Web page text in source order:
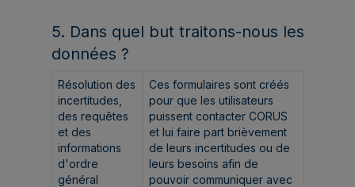
5. Dans quel but traitons-nous les
données ?
Résolution des
incertitudes,
des requêtes
et des
informations
d'ordre
général
Ces formulaires sont créés
pour que les utilisateurs
puissent contacter CORUS
et lui faire part brièvement
de leurs incertitudes ou de
leurs besoins afin de
pouvoir communiquer avec